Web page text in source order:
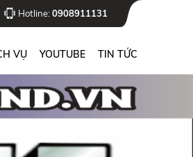
Hotline:0908911131
VỤ YOUTUBE TIN TỨC